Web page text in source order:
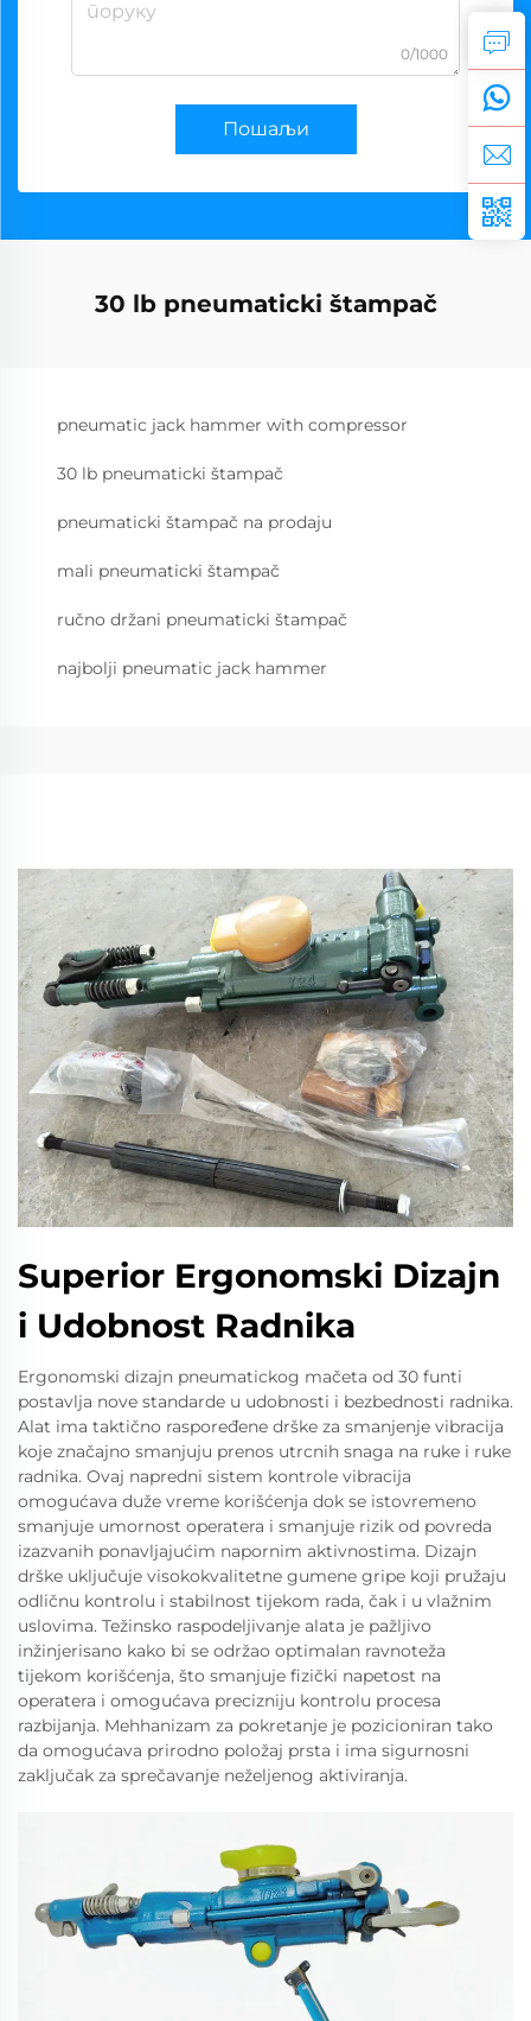
0/1000
Пошаљи
30 lb pneumaticki štampač
pneumatic jack hammer with compressor
30 lb pneumaticki štampač
pneumaticki štampač na prodaju
mali pneumaticki štampač
ručno držani pneumaticki štampač
najbolji pneumatic jack hammer
Superior Ergonomski Dizajn
i Udobnost Radnika
Ergonomski dizajn pneumatickog mačeta od 30 funti
postavlja nove standarde u udobnosti i bezbednosti radnika.
Alat ima taktično raspoređene drške za smanjenje vibracija
koje značajno smanjuju prenos utrcnih snaga na ruke i ruke
radnika. Ovaj napredni sistem kontrole vibracija
omogućava duže vreme korišćenja dok se istovremeno
smanjuje umornost operatera i smanjuje rizik od povreda
izazvanih ponavljajućim napornim aktivnostima. Dizajn
drške uključuje visokokvalitetne gumene gripe koji pružaju
odličnu kontrolu i stabilnost tijekom rada, čak i u vlažnim
uslovima. Težinsko raspodeljivanje alata je pažljivo
inžinjerisano kako bi se održao optimalan ravnoteža
tijekom korišćenja, što smanjuje fizički napetost na
operatera i omogućava precizniju kontrolu procesa
razbijanja. Mehhanizam za pokretanje je pozicioniran tako
da omogućava prirodno položaj prsta i ima sigurnosni
zaključak za sprečavanje neželjenog aktiviranja.